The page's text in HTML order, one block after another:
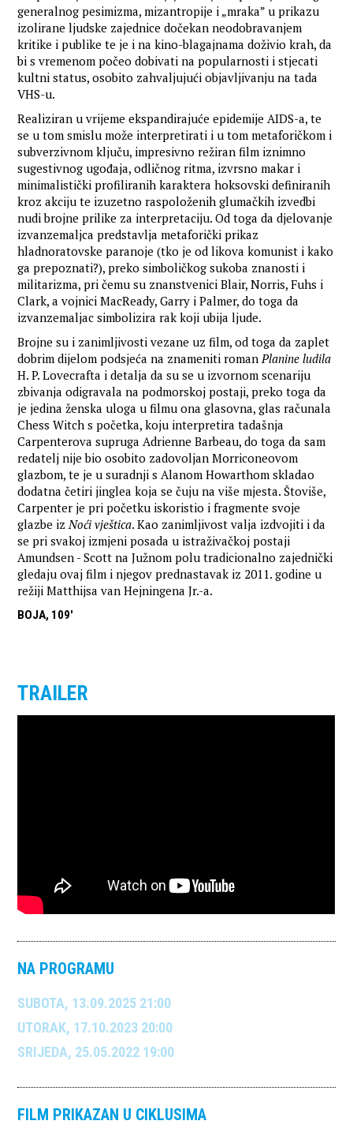
generalnog pesimizma, mizantropije i „mraka” u prikazu
izolirane ljudske zajednice dočekan neodobravanjem
kritike i publike te je i na kino-blagajnama doživio krah, da
bi s vremenom počeo dobivati na popularnosti i stjecati
kultni status, osobito zahvaljujući objavljivanju na tada
VHS-u.
Realiziran u vrijeme ekspandirajuće epidemije AIDS-a, te
se u tom smislu može interpretirati i u tom metaforičkom i
subverzivnom ključu, impresivno režiran film iznimno
sugestivnog ugođaja, odličnog ritma, izvrsno makar i
minimalistički profiliranih karaktera hoksovski definiranih
kroz akciju te izuzetno raspoloženih glumačkih izvedbi
nudi brojne prilike za interpretaciju. Od toga da djelovanje
izvanzemaljca predstavlja metaforički prikaz
hladnoratovske paranoje (tko je od likova komunist i kako
ga prepoznati?), preko simboličkog sukoba znanosti i
militarizma, pri čemu su znanstvenici Blair, Norris, Fuhs i
Clark, a vojnici MacReady, Garry i Palmer, do toga da
izvanzemaljac simbolizira rak koji ubija ljude.
Brojne su i zanimljivosti vezane uz film, od toga da zaplet
dobrim dijelom podsjeća na znameniti romanPlanine ludila
H. P. Lovecrafta i detalja da su se u izvornom scenariju
zbivanja odigravala na podmorskoj postaji, preko toga da
je jedina ženska uloga u filmu ona glasovna, glas računala
Chess Witch s početka, koju interpretira tadašnja
Carpenterova supruga Adrienne Barbeau, do toga da sam
redatelj nije bio osobito zadovoljan Morriconeovom
glazbom, te je u suradnji s Alanom Howarthom skladao
dodatna četiri jinglea koja se čuju na više mjesta. Štoviše,
Carpenter je pri početku iskoristio i fragmente svoje
glazbe izNoći vještica. Kao zanimljivost valja izdvojiti i da
se pri svakoj izmjeni posada u istraživačkoj postaji
Amundsen - Scott na Južnom polu tradicionalno zajednički
gledaju ovaj film i njegov prednastavak iz 2011. godine u
režiji Matthijsa van Hejningena Jr.-a.
BOJA, 109'
TRAILER
NA PROGRAMU
SUBOTA, 13.09.2025 21:00
UTORAK, 17.10.2023 20:00
SRIJEDA, 25.05.2022 19:00
FILM PRIKAZAN U CIKLUSIMA